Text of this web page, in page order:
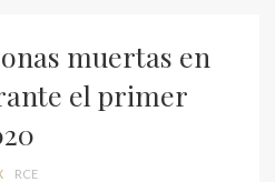
muertas en
el primer
RCE